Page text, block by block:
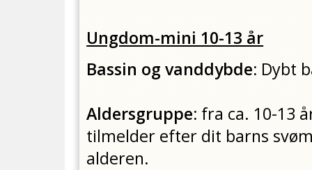
Ungdom-mini 10-13 år
Bassin og vanddybde: Dybt
Aldersgruppe: fra ca. 10-13
tilmelder efter dit barns
alderen.